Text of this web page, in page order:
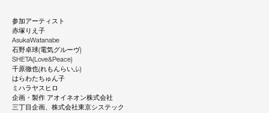
参加アーティスト
赤塚りえ子
AsukaWatanabe
石野卓球(電気グルーヴ)
SHETA(Love&Peace)
千原徹也(れもんらいふ)
はらわたちゅん子
ミハラヤスヒロ
企画・製作 アオイネオン株式会社
三丁目企画、株式会社東京システック